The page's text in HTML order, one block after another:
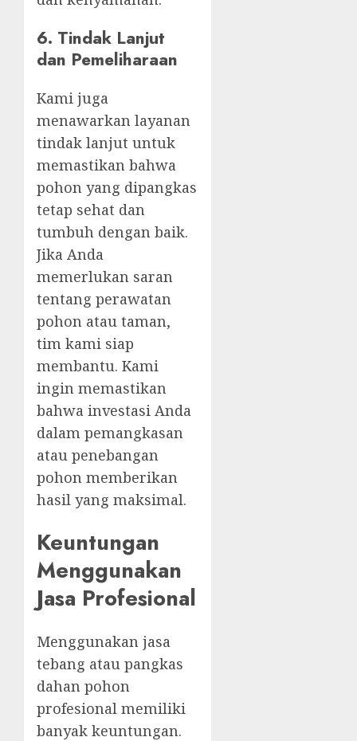
6. Tindak Lanjut
dan Pemeliharaan
Kami juga
menawarkan layanan
tindak lanjut untuk
memastikan bahwa
pohon yang dipangkas
tetap sehat dan
tumbuh dengan baik.
Jika Anda
memerlukan saran
tentang perawatan
pohon atau taman,
tim kami siap
membantu. Kami
ingin memastikan
bahwa investasi Anda
dalam pemangkasan
atau penebangan
pohon memberikan
hasil yang maksimal.
Keuntungan
Menggunakan
Jasa Profesional
Menggunakan jasa
tebang atau pangkas
dahan pohon
profesional memiliki
banyak keuntungan.